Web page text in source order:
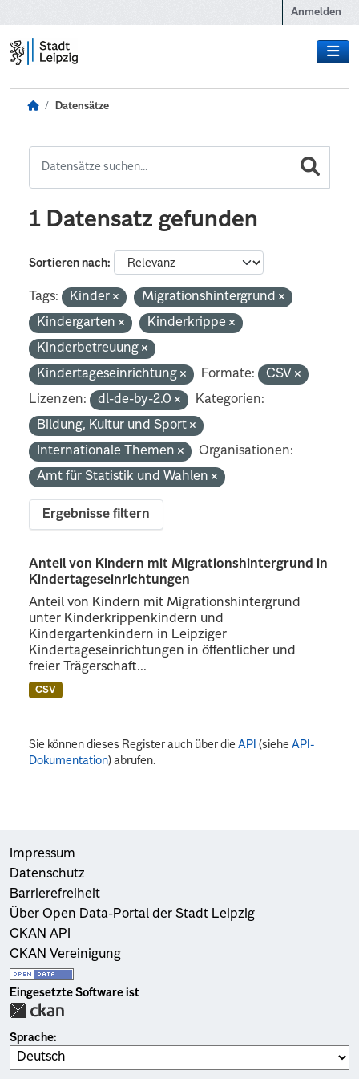
Anmelden
Datensätze
1 Datensatz gefunden
Sortieren nach
Tags: Kinder
Migrationshintergrund
Kindergarten
Kinderkrippe
Kinderbetreuung
Kindertageseinrichtung
Formate:
CSV
Lizenzen:
dl-de-by-2.0
Kategorien:
Bildung, Kultur und Sport
Internationale Themen
Organisationen:
Amt für Statistik und Wahlen
Ergebnisse filtern
Anteil von Kindern mit Migrationshintergrund in
Kindertageseinrichtungen
Anteil von Kindern mit Migrationshintergrund
unter Kinderkrippenkindern und
Kindergartenkindern in Leipziger
Kindertageseinrichtungen in öffentlicher und
freier Trägerschaft...
CSV
Sie können dieses Register auch über dieAPI (sieheAPI-
Dokumentation) abrufen.
Impressum
Datenschutz
Barrierefreiheit
Über Open Data-Portal der Stadt Leipzig
CKAN API
CKAN Vereinigung
Eingesetzte Software ist
Sprache